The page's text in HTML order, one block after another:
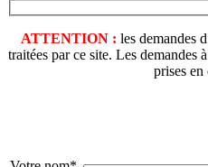
ATTENTION : les demandes
traitées par ce site. Les demandes
prises en